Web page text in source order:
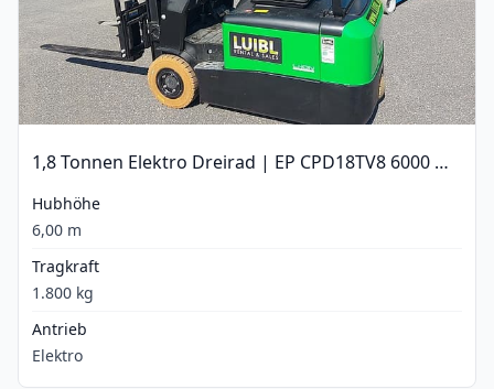
1,8 Tonnen Elektro Dreirad | EP CPD18TV8 6000 mm
Hubhöhe
6,00 m
Tragkraft
1.800 kg
Antrieb
Elektro